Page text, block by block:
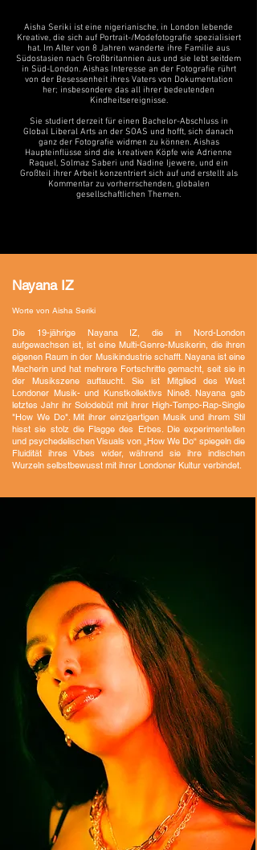
Aisha Seriki ist eine nigerianische, in London lebende
Kreative, die sich auf Portrait-/Modefotografie spezialisiert
hat. Im Alter von 8 Jahren wanderte ihre Familie aus
Südostasien nach Großbritannien aus und sie lebt seitdem
in Süd-London. Aishas Interesse an der Fotografie rührt
von der Besessenheit ihres Vaters von Dokumentation
her; insbesondere das all ihrer bedeutenden
Kindheitsereignisse.
Sie studiert derzeit für einen Bachelor-Abschluss in
Global Liberal Arts an der SOAS und hofft, sich danach
ganz der Fotografie widmen zu können. Aishas
Haupteinflüsse sind die kreativen Köpfe wie Adrienne
Raquel, Solmaz Saberi und Nadine Ijewere, und ein
Großteil ihrer Arbeit konzentriert sich auf und erstellt als
Kommentar zu vorherrschenden, globalen
gesellschaftlichen Themen.
Nayana IZ
Worte von Aisha Seriki
Die 19-jährige Nayana IZ, die in Nord-London
aufgewachsen ist, ist eine Multi-Genre-Musikerin, die ihren
eigenen Raum in der Musikindustrie schafft. Nayana ist eine
Macherin und hat mehrere Fortschritte gemacht, seit sie in
der Musikszene auftaucht. Sie ist Mitglied des West
Londoner Musik- und Kunstkollektivs Nine8. Nayana gab
letztes Jahr ihr Solodebüt mit ihrer High-Tempo-Rap-Single
"How We Do". Mit ihrer einzigartigen Musik und ihrem Stil
hisst sie stolz die Flagge des Erbes. Die experimentellen
und psychedelischen Visuals von „How We Do“ spiegeln die
Fluidität ihres Vibes wider, während sie ihre indischen
Wurzeln selbstbewusst mit ihrer Londoner Kultur verbindet.